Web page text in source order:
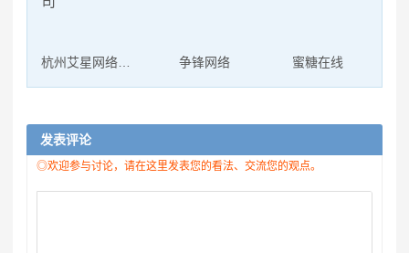
杭州艾星网络科技有限公司 争锋网络 蜜糖在线
发表评论
◎欢迎参与讨论，请在这里发表您的看法、交流您的观点。